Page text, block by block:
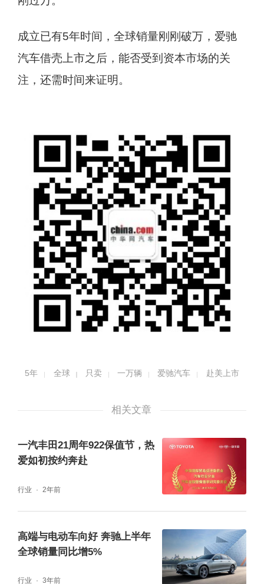
成立已有5年时间，全球销量刚刚破万，爱驰
汽车借壳上市之后，能否受到资本市场的关
注，还需时间来证明。
5年 全球 只卖 一万辆 爱驰汽车 赴美上市
相关文章
一汽丰田21周年922保值节，热
爱如初按约奔赴
行业 2年前
高端与电动车向好 奔驰上半年
全球销量同比增5%
行业 3年前